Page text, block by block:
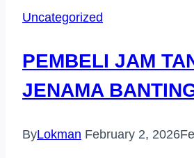
AREA
Uncategorized
PEMBELI JAM
JENAMA
ByLokman February 2, 2026